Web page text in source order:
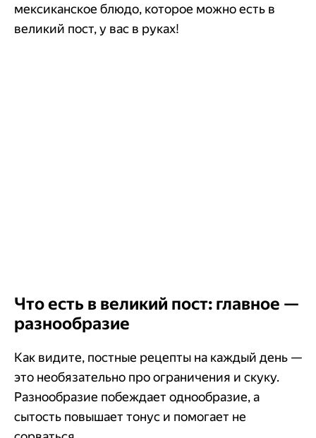
мексиканское блюдо, которое можно есть в
великий пост, у вас в руках!
Что есть в великий пост: главное —
разнообразие
Как видите, постные рецепты на каждый день —
это необязательно про ограничения и скуку.
Разнообразие побеждает однообразие, а
сытость повышает тонус и помогает не